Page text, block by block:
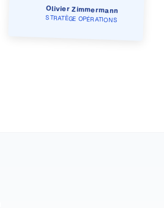
Olivier Zimmermann
STRATÈGE OPÉRATIONS